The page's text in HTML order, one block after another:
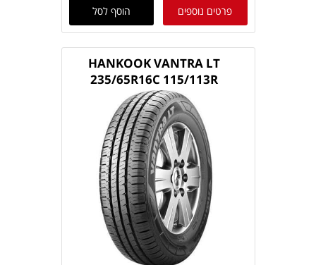
פרטים נוספים הוסף לסל
HANKOOK VANTRA LT
235/65R16C 115/113R